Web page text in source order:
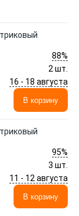
88%
2 шт.
16 - 18 августа
В корзину
95%
3 шт.
11 - 12 августа
В корзину